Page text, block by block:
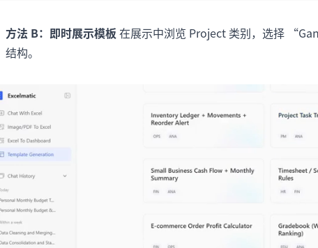
方法 B：即时展示模板 在展示中浏览 Project 类别，选择
结构。